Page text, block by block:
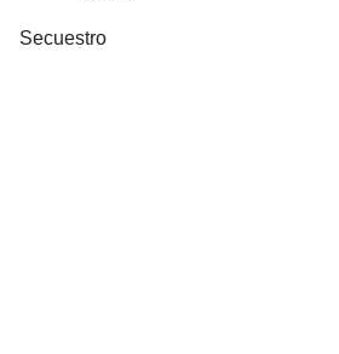
Secuestro